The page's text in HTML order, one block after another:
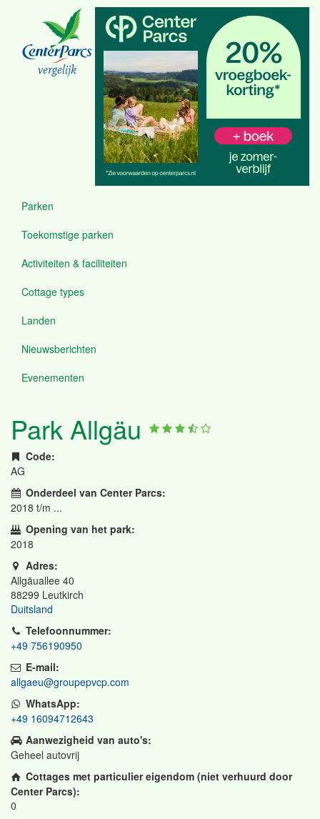
vergelijk
Menu
Parken
Toekomstige parken
Activiteiten & faciliteiten
Cottage types
Landen
Nieuwsberichten
Evenementen
Park Allgäu
Code:
AG
Onderdeel van Center Parcs:
2018 t/m ...
Opening van het park:
2018
Adres:
Allgäuallee 40
88299 Leutkirch
Duitsland
Telefoonnummer:
+49 756190950
E-mail:
allgaeu@groupepvcp.com
WhatsApp:
+49 16094712643
Aanwezigheid van auto's:
Geheel autovrij
Cottages met particulier eigendom (niet verhuurd door
Center Parcs):
0